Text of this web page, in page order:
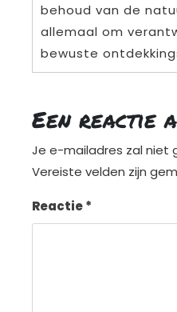
behoud van de
allemaal om
bewuste
Een reactie
Je e-mailadres zal niet
Vereiste velden zijn
Reactie*